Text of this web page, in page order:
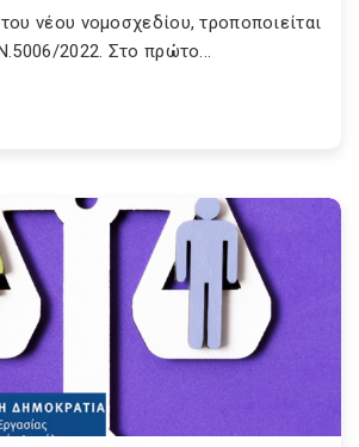
νέου νομοσχεδίου, τροποποιείται
2022. Στο πρώτο...